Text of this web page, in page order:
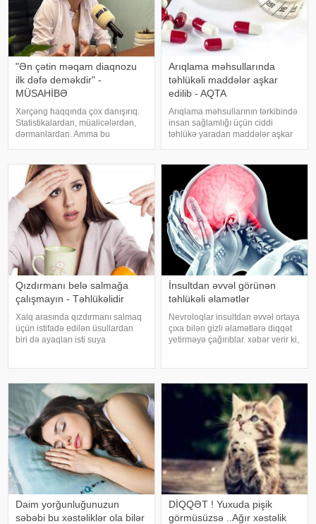
"Ən çətin məqam diaqnozu
ilk dəfə deməkdir" -
MÜSAHİBƏ
Xərçəng haqqında çox danışırıq.
Statistikalardan, müalicələrdən,
dərmanlardan. Amma bu
qorxularından, ümidlərindən,
yanlış bildiklərindən daha az
danışırıq. Elə buna gör
Arıqlama məhsullarında
təhlükəli maddələr aşkar
edilib - AQTA
Arıqlama məhsullarının tərkibində
insan sağlamlığı üçün ciddi
təhlükə yaradan maddələr aşkar
Təhlükəsizliyi Agentliyinin (AQTA)
Qida təhlükəsizliyi şöbəsinin
müdir
Qızdırmanı belə salmağa
çalışmayın - Təhlükəlidir
Xalq arasında qızdırmanı salmaq
üçün istifadə edilən üsullardan
biri də ayaqları isti suya
ağırlaşdıra bilər. xəbər verir ki,
yüksə
İnsultdan əvvəl görünən
təhlükəli əlamətlər
Nevroloqlar insultdan əvvəl ortaya
çıxa bilən gizli əlamətlərə diqqət
yetirməyə çağırıblar. xəbər verir ki,
verə bilər. Lakin b
Daim yorğunluğunuzun
səbəbi bu xəstəliklər ola bilər
DİQQƏT ! Yuxuda pişik
görmüsüzsə ..Ağır xəstəlik